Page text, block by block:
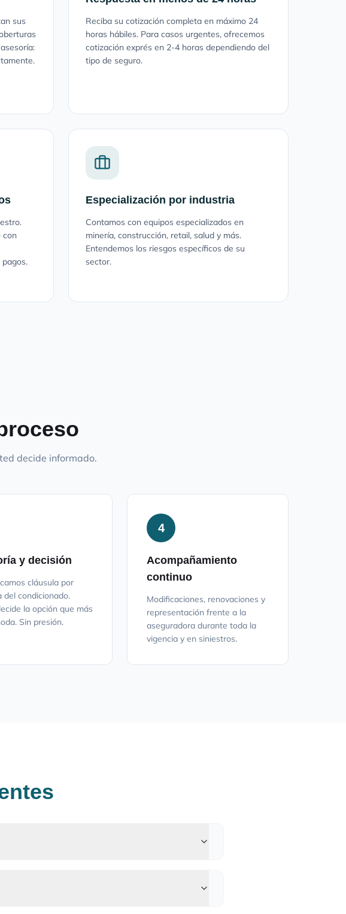
sus
Reciba su cotización completa en máximo 24
horas hábiles. Para casos urgentes, ofrecemos
cotización exprés en 2-4 horas dependiendo del
tipo de seguro.
con
Especialización por industria
Contamos con equipos especializados en
minería, construcción, retail, salud y más.
Entendemos los riesgos específicos de su
sector.
decide informado.
y decisión
cláusula por
del condicionado.
la opción que más
Sin presión.
4
Acompañamiento
continuo
Modificaciones, renovaciones y
representación frente a la
aseguradora durante toda la
vigencia y en siniestros.